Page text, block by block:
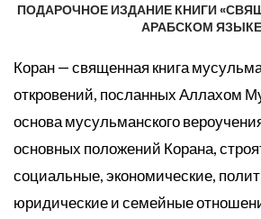
ПОДАРОЧНОЕ ИЗДАНИЕ КНИГИ
АРАБСКОМ ЯЗЫКЕ
Коран — священная книга
откровений, посланных Аллахом
основа мусульманского
основных положений Корана,
социальные, экономические,
юридические и семейные